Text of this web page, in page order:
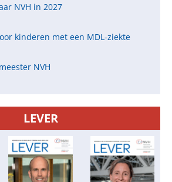
NVH in 2027
kinderen met een MDL-ziekte
NVH
LEVER